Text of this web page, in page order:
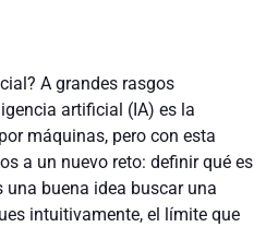
A grandes rasgos
artificial (IA) es la
máquinas, pero con esta
a un nuevo reto: definir qué es
una buena idea buscar una
intuitivamente, el límite que